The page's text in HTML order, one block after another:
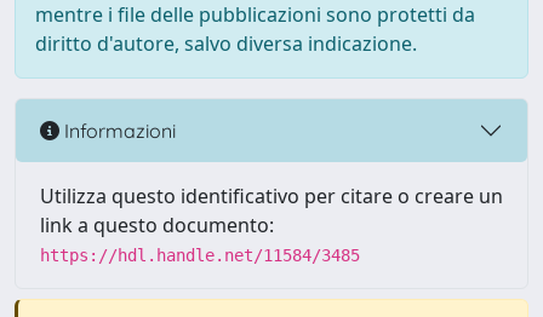
mentre i file delle pubblicazioni sono protetti da
diritto d'autore, salvo diversa indicazione.
Informazioni
Utilizza questo identificativo per citare o creare un
link a questo documento:
https://hdl.handle.net/11584/3485